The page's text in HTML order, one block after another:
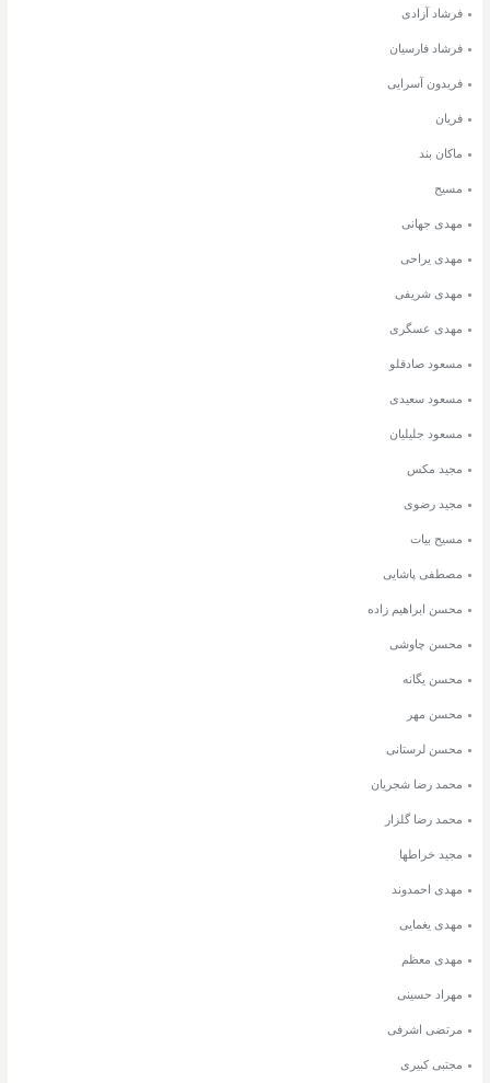
فرشاد آزادی
فرشاد فارسیان
فریدون آسرایی
فریان
ماکان بند
مسیح
مهدی جهانی
مهدی یراحی
مهدی شریفی
مهدی عسگری
مسعود صادقلو
مسعود سعیدی
مسعود جلیلیان
مجید مکس
مجید رضوی
مسیح بیات
مصطفی پاشایی
محسن ابراهیم زاده
محسن چاوشی
محسن یگانه
محسن مهر
محسن لرستانی
محمد رضا شجریان
محمد رضا گلزار
مجید خراطها
مهدی احمدوند
مهدی یغمایی
مهدی معظم
مهراد حسینی
مرتضی اشرفی
مجتبی کبیری